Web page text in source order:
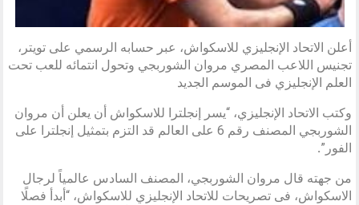
أعلن الاتحاد الإنجليزي للاسكواش، عبر حسابه الرسمي على تويتر،
تجنيس اللاعب المصري مروان الشوربجي وتحول انتمائه للعب تحت
العلم الإنجليزي فى الموسم الجديد
وكتب الاتحاد الإنجليزي، “يسر إنجلترا للاسكواش أن يعلن أن مروان
الشوربجي المصنف رقم 6 على العالم قد التزم بتمثيل إنجلترا على
الفور”.
من جهته قال مروان الشوربجي، المصنف السادس عالمياً لرجال
الاسكواش، فى تصريحات للاتحاد الإنجليزي للاسكواش، “أبدأ فصلًا